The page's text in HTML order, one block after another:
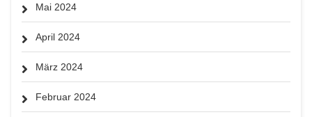
Mai 2024
April 2024
März 2024
Februar 2024